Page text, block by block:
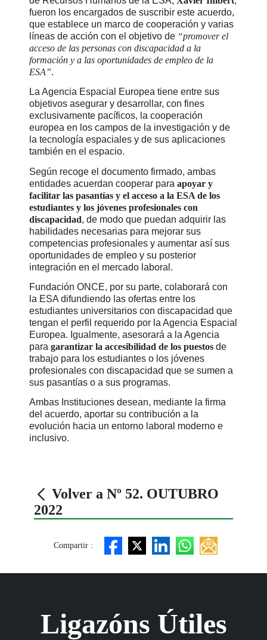
fueron los encargados de suscribir este acuerdo,
que establece un marco de cooperación y varias
líneas de acción con el objetivo de “promover el
acceso de las personas con discapacidad a la
formación y a las oportunidades de empleo de la
ESA”.
La Agencia Espacial Europea tiene entre sus
objetivos asegurar y desarrollar, con fines
exclusivamente pacíficos, la cooperación
europea en los campos de la investigación y de
la tecnología espaciales y de sus aplicaciones
también en el espacio.
Según recoge el documento firmado, ambas
entidades acuerdan cooperar paraapoyar y
facilitar las pasantías y el acceso a la ESA de los
estudiantes y los jóvenes profesionales con
discapacidad, de modo que puedan adquirir las
habilidades necesarias para mejorar sus
competencias profesionales y aumentar así sus
oportunidades de empleo y su posterior
integración en el mercado laboral.
Fundación ONCE, por su parte, colaborará con
la ESA difundiendo las ofertas entre los
estudiantes universitarios con discapacidad que
tengan el perfil requerido por la Agencia Espacial
Europea. Igualmente, asesorará a la Agencia
paragarantizar la accesibilidad de los puestos de
trabajo para los estudiantes o los jóvenes
profesionales con discapacidad que se sumen a
sus pasantías o a sus programas.
Ambas Instituciones desean, mediante la firma
del acuerdo, aportar su contribución a la
evolución hacia un entorno laboral moderno e
inclusivo.
Volver a Nº 52. OUTUBRO
2022
Compartir :
Ligazóns Útiles